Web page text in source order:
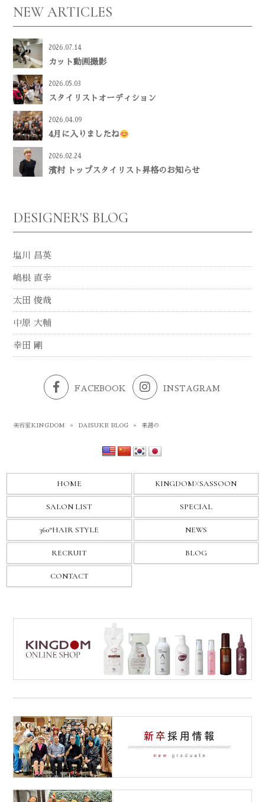
NEW ARTICLES
2026.07.14
カット動画撮影
2026.05.03
スタイリストオーディション
2026.04.09
4月に入りましたね
2026.02.24
濱村 トップスタイリスト昇格のお知らせ
DESIGNER'S BLOG
塩川 昌英
嶋根 直幸
太田 俊哉
中原 大輔
幸田 剛
FACEBOOK INSTAGRAM
美容室KINGDOM » DAISUKE BLOG » 来週の
HOME KINGDOMXSASSOON
SALON LIST SPECIAL
360°HAIR STYLE NEWS
RECRUIT BLOG
CONTACT